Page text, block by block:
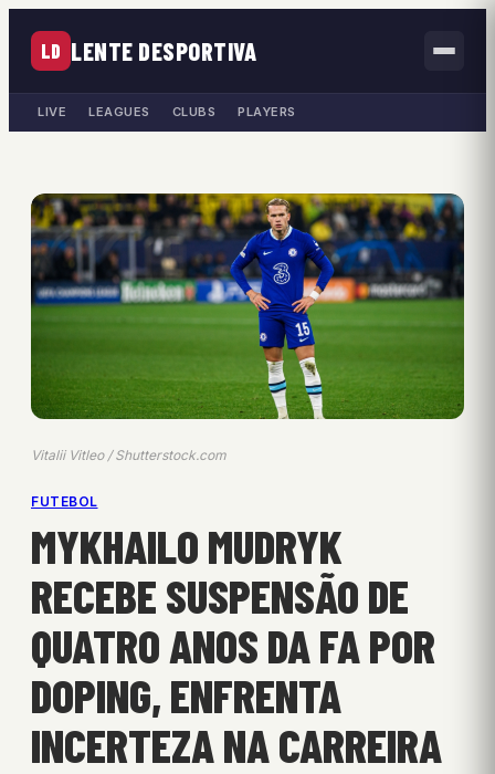
LD LENTE DESPORTIVA
LIVE LEAGUES CLUBS PLAYERS
Vitalii Vitleo / Shutterstock.com
FUTEBOL
MYKHAILO MUDRYK
RECEBE SUSPENSÃO DE
QUATRO ANOS DA FA POR
DOPING, ENFRENTA
INCERTEZA NA CARREIRA